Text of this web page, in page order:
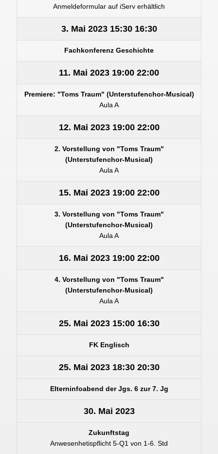
Anmeldeformular auf iServ erhältlich
3. Mai 202315:30 16:30
Fachkonferenz Geschichte
11. Mai 2023 19:00 22:00
Premiere: "Toms Traum" (Unterstufenchor-Musical)
Aula A
12. Mai 202319:00 22:00
2. Vorstellung von "Toms Traum"
(Unterstufenchor-Musical)
Aula A
15. Mai 202319:00 22:00
3. Vorstellung von "Toms Traum"
(Unterstufenchor-Musical)
Aula A
16. Mai 202319:00 22:00
4. Vorstellung von "Toms Traum"
(Unterstufenchor-Musical)
Aula A
25. Mai 202315:00 16:30
FK Englisch
25. Mai 202318:30 20:30
Elterninfoabend der Jgs. 6 zur 7. Jg
30. Mai 2023
Zukunftstag
Anwesenhetispflicht 5-Q1 von 1-6. Std